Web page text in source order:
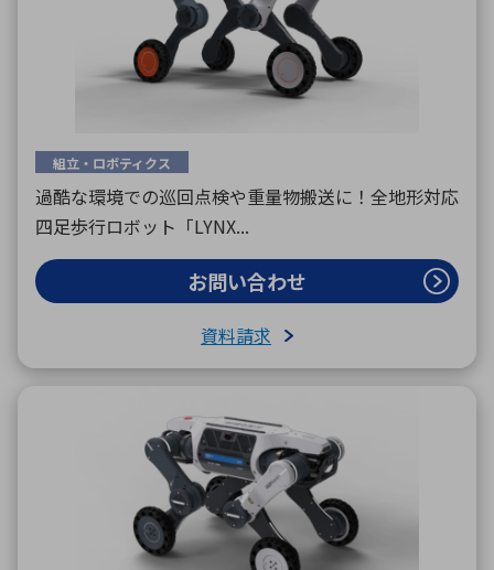
組立・ロボティクス
過酷な環境での巡回点検や重量物搬送に！全地形対応
四足歩行ロボット「LYNX...
お問い合わせ
資料請求